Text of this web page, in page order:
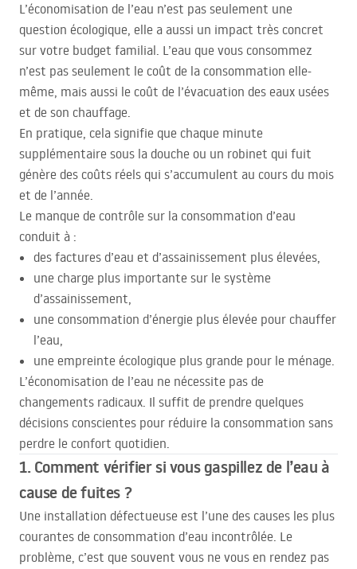
L’économisation de l’eau n’est pas seulement une
question écologique, elle a aussi un impact très concret
sur votre budget familial. L’eau que vous consommez
n’est pas seulement le coût de la consommation elle-
même, mais aussi le coût de l’évacuation des eaux usées
et de son chauffage.
En pratique, cela signifie que chaque minute
supplémentaire sous la douche ou un robinet qui fuit
génère des coûts réels qui s’accumulent au cours du mois
et de l’année.
Le manque de contrôle sur la consommation d’eau
conduit à :
des factures d’eau et d’assainissement plus élevées,
une charge plus importante sur le système
d’assainissement,
une consommation d’énergie plus élevée pour chauffer
l’eau,
une empreinte écologique plus grande pour le ménage.
L’économisation de l’eau ne nécessite pas de
changements radicaux. Il suffit de prendre quelques
décisions conscientes pour réduire la consommation sans
perdre le confort quotidien.
1. Comment vérifier si vous gaspillez de l’eau à
cause de fuites ?
Une installation défectueuse est l’une des causes les plus
courantes de consommation d’eau incontrôlée. Le
problème, c’est que souvent vous ne vous en rendez pas